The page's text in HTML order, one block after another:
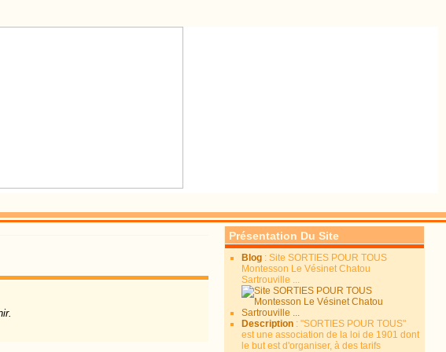
Présentation Du Site
Blog : Site SORTIES POUR TOUS
Montesson Le Vésinet Chatou
Sartrouville ...
Description : "SORTIES POUR TOUS"
est une association de la loi de 1901 dont
le but est d'organiser, à des tarifs